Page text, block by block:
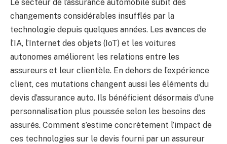
Le secteur de l’assurance automobile subit des
changements considérables insufflés par la
technologie depuis quelques années. Les avances de
l’IA, l’Internet des objets (IoT) et les voitures
autonomes améliorent les relations entre les
assureurs et leur clientèle. En dehors de l’expérience
client, ces mutations changent aussi les éléments du
devis d’assurance auto. Ils bénéficient désormais d’une
personnalisation plus poussée selon les besoins des
assurés. Comment s’estime concrètement l’impact de
ces technologies sur le devis fourni par un assureur